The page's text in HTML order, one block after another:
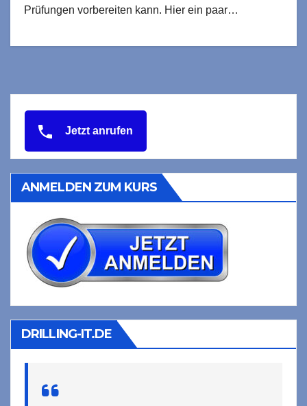
Prüfungen vorbereiten kann. Hier ein paar…
Jetzt anrufen
ANMELDEN ZUM KURS
DRILLING-IT.DE